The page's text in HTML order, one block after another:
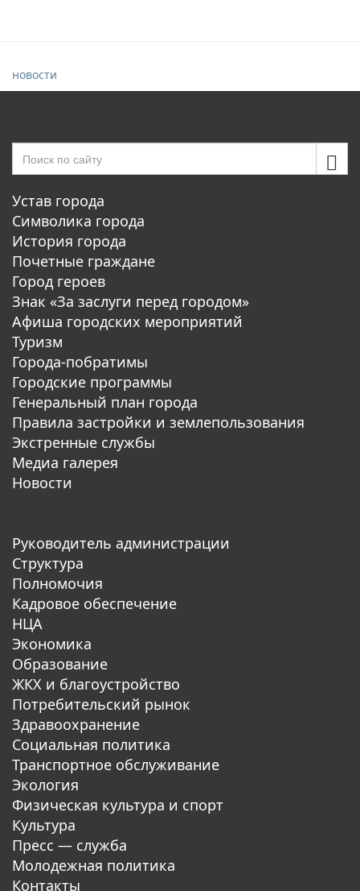
новости
Устав города
Символика города
История города
Почетные граждане
Город героев
Знак «За заслуги перед городом»
Афиша городских мероприятий
Туризм
Города-побратимы
Городские программы
Генеральный план города
Правила застройки и землепользования
Экстренные службы
Медиа галерея
Новости
Руководитель администрации
Структура
Полномочия
Кадровое обеспечение
НЦА
Экономика
Образование
ЖКХ и благоустройство
Потребительский рынок
Здравоохранение
Социальная политика
Транспортное обслуживание
Экология
Физическая культура и спорт
Культура
Пресс — служба
Молодежная политика
Контакты